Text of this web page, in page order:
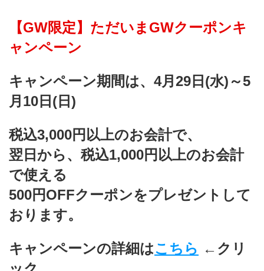
【GW限定】ただいまGWクーポンキ
ャンペーン
キャンペーン期間は、4月29日(水)～5
月10日(日)
税込3,000円以上のお会計で、
翌日から、税込1,000円以上のお会計
で使える
500円OFFクーポンをプレゼントして
おります。
キャンペーンの詳細はこちら ←クリ